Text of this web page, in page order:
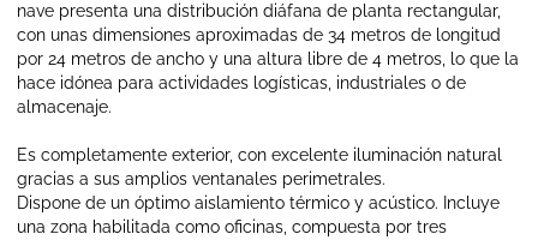
nave presenta una distribución diáfana de planta rectangular,
con unas dimensiones aproximadas de 34 metros de longitud
por 24 metros de ancho y una altura libre de 4 metros, lo que la
hace idónea para actividades logísticas, industriales o de
almacenaje.
Es completamente exterior, con excelente iluminación natural
gracias a sus amplios ventanales perimetrales.
Dispone de un óptimo aislamiento térmico y acústico. Incluye
una zona habilitada como oficinas, compuesta por tres